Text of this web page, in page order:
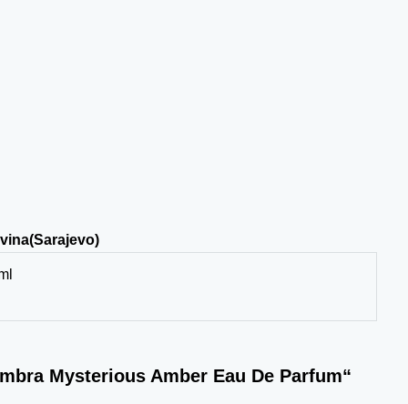
Mysterious Amber Eau De Parfum“